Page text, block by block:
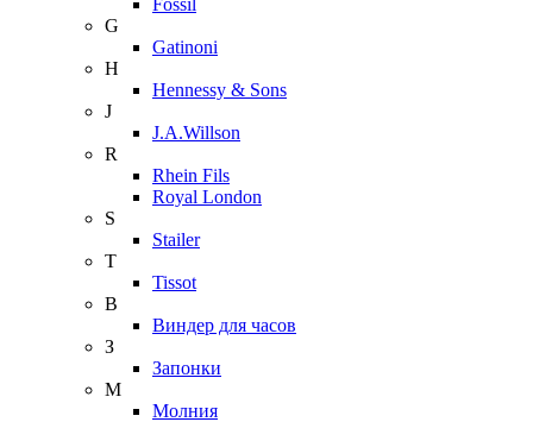
Fossil
G
Gatinoni
H
Hennessy & Sons
J
J.A.Willson
R
Rhein Fils
Royal London
S
Stailer
T
Tissot
В
Виндер для часов
З
Запонки
М
Молния